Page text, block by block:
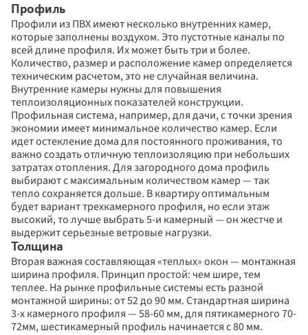
Профиль
Профили из ПВХ имеют несколько внутренних камер,
которые заполнены воздухом. Это пустотные каналы по
всей длине профиля. Их может быть три и более.
Количество, размер и расположение камер определяется
техническим расчетом, это не случайная величина.
Внутренние камеры нужны для повышения
теплоизоляционных показателей конструкции.
Профильная система, например, для дачи, с точки зрения
экономии имеет минимальное количество камер. Если
идет остекление дома для постоянного проживания, то
важно создать отличную теплоизоляцию при небольших
затратах отопления. Для загородного дома профиль
выбирают с максимальным количеством камер — так
тепло сохраняется дольше. В квартиру оптимальным
будет вариант трехкамерного профиля, но если этаж
высокий, то лучше выбрать 5-и камерный — он жестче и
выдержит серьезные ветровые нагрузки.
Толщина
Вторая важная составляющая «теплых» окон — монтажная
ширина профиля. Принцип простой: чем шире, тем
теплее. На рынке профильные системы есть разной
монтажной ширины: от 52 до 90 мм. Стандартная ширина
3-х камерного профиля — 58-60 мм, для пятикамерного 70-
72мм, шестикамерный профиль начинается с 80 мм.